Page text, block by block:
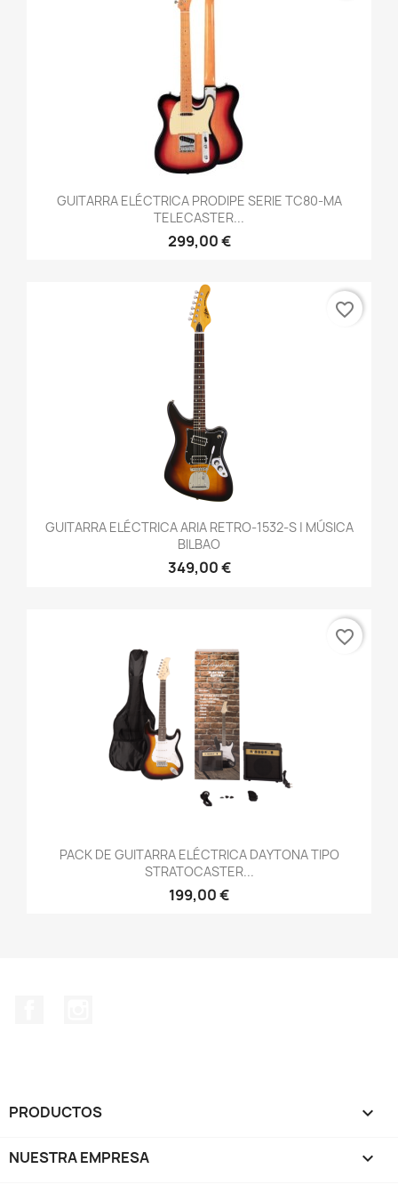
GUITARRA ELÉCTRICA PRODIPE SERIE TC80-MA
TELECASTER...
299,00 €
GUITARRA ELÉCTRICA ARIA RETRO-1532-S | MÚSICA
BILBAO
349,00 €
favorite_border
PACK DE GUITARRA ELÉCTRICA DAYTONA TIPO
STRATOCASTER...
199,00 €
favorite_border
PRODUCTOS 
NUESTRA EMPRESA 